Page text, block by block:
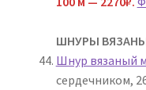
ШНУРЫ
Шнур вязаный
сердечником,